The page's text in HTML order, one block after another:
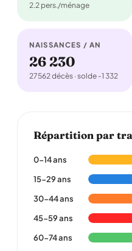
2.2 pers./ménage
NAISSANCES / AN
26 230
27562 décès · solde -1 332
Répartition par
0-14 ans
15-29 ans
30-44 ans
45-59 ans
60-74 ans